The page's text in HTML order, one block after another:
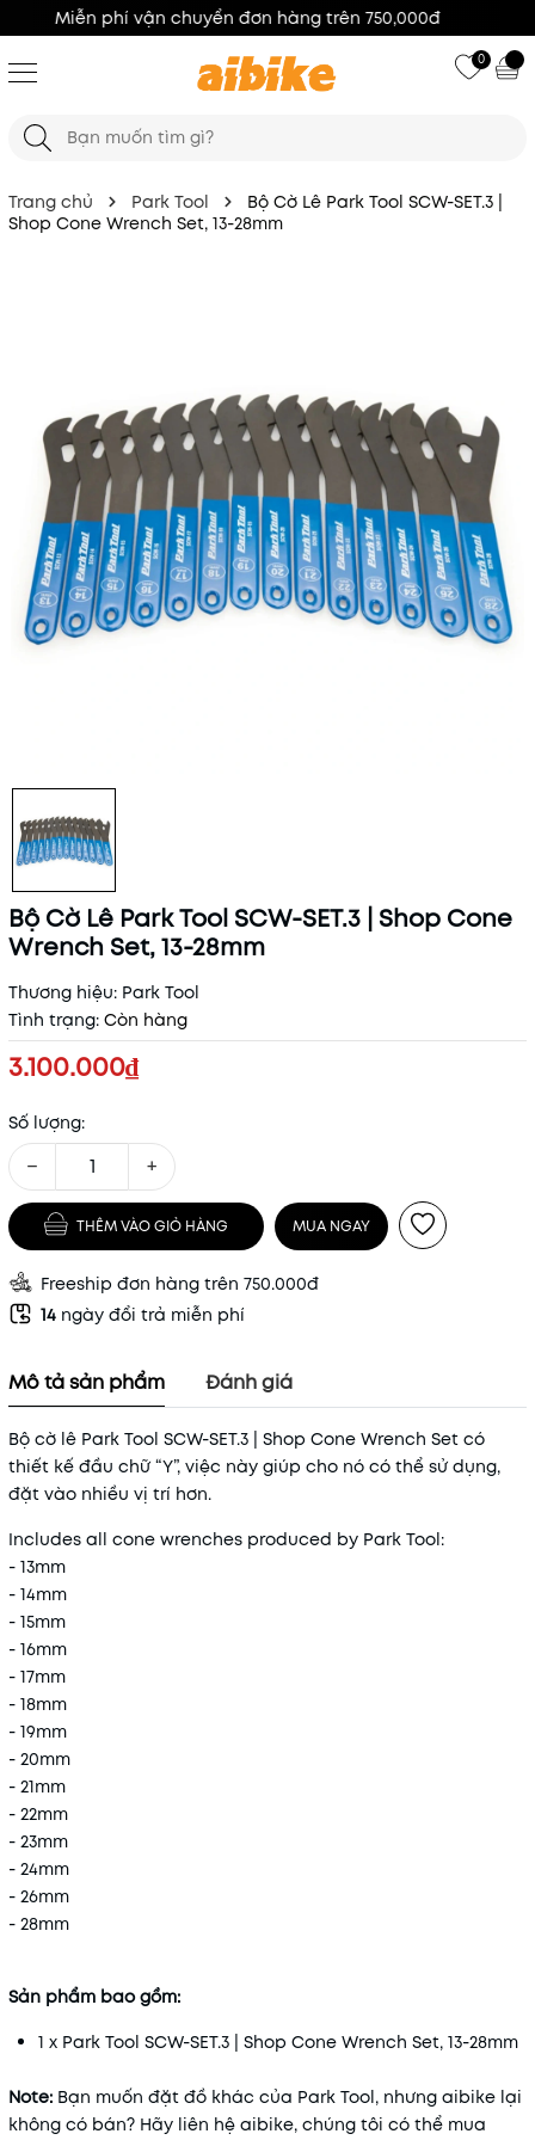
100% Hàng Chính Hãng
0
Trang chủ Park Tool
Bộ Cờ Lê Park Tool SCW-SET.3 |
Shop Cone Wrench Set, 13-28mm
Bộ Cờ Lê Park Tool SCW-SET.3 | Shop Cone
Wrench Set, 13-28mm
Thương hiệu: Park Tool
Tình trạng: Còn hàng
3.100.000₫
Số lượng:
− +
THÊM VÀO GIỎ HÀNG MUA NGAY
Freeship đơn hàng trên 750.000đ
14 ngày đổi trả miễn phí
Mô tả sản phẩm Đánh giá
Bộ cờ lê Park Tool SCW-SET.3 | Shop Cone Wrench Set có
thiết kế đầu chữ “Y”, việc này giúp cho nó có thể sử dụng,
đặt vào nhiều vị trí hơn.
Includes all cone wrenches produced by Park Tool:
- 13mm
- 14mm
- 15mm
- 16mm
- 17mm
- 18mm
- 19mm
- 20mm
- 21mm
- 22mm
- 23mm
- 24mm
- 26mm
- 28mm
Sản phẩm bao gồm:
1 x Park Tool SCW-SET.3 | Shop Cone Wrench Set, 13-28mm
Note: Bạn muốn đặt đồ khác của Park Tool, nhưng aibike lại
không có bán? Hãy liên hệ aibike, chúng tôi có thể mua